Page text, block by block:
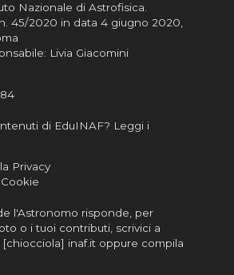
Nazionale di Astrofisica
45/2020 in data 4 giugno 2020,
Livia Giacomini
di EduINAF? Leggi i
Privacy
l'Astronomo risponde, per
o i tuoi contributi, scrivici a
inaf.it oppure compila